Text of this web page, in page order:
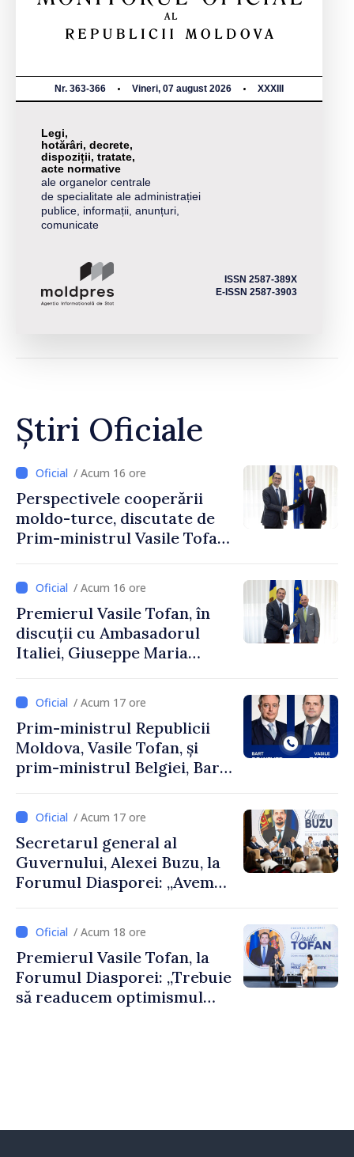
Nr. 363-366 Vineri, 07 august 2026 XXXIII
Legi,
hotărâri, decrete,
dispoziții, tratate,
acte normative
ale organelor centrale
de specialitate ale administrației
publice, informații, anunțuri,
comunicate
ISSN 2587-389X
E-ISSN 2587-3903
Știri Oficiale
/ Acum 16 ore
Perspectivele cooperării
moldo-turce, discutate de
Prim-ministrul Vasile Tofan
Uygar Mustafa Sertel
/ Acum 16 ore
Premierul Vasile Tofan, în
discuții cu Ambasadorul
Italiei, Giuseppe Maria
/ Acum 17 ore
Prim-ministrul Republicii
Moldova, Vasile Tofan, și
prim-ministrul Belgiei, Bart
despre parcursul european
al Republicii Moldova.
/ Acum 17 ore
Secretarul general al
Guvernului, Alexei Buzu, la
Forumul Diasporei: „Avem
dumneavoastră pentru a
construi comunități mai
puternice”
/ Acum 18 ore
Premierul Vasile Tofan, la
Forumul Diasporei: „Trebuie
să readucem optimismul